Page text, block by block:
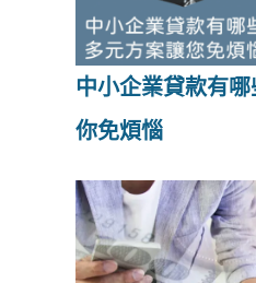
中小企業貸款有
你免煩惱